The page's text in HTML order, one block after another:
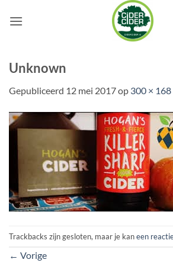
naar
Unknown
Gepubliceerd 12 mei 2017op 300 × 168
Trackbacks zijn gesloten, maar je kaneen
← Vorige